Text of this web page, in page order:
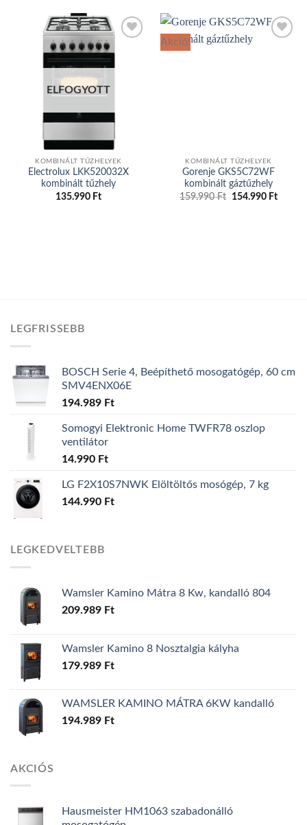
ELFOGYOTT
KOMBINÁLT TŰZHELYEK
Electrolux LKK520032X
kombinált tűzhely
135.990 Ft
Akció!
KOMBINÁLT TŰZHELYEK
Gorenje GKS5C72WF
kombinált gáztűzhely
159.990Ft
Original
154.990 Ft
LEGFRISSEBB
BOSCH Serie 4, Beépíthető mosogatógép, 60 cm
SMV4ENX06E
194.989 Ft
Somogyi Elektronic Home TWFR78 oszlop
ventilátor
14.990 Ft
LG F2X10S7NWK Elöltöltős mosógép, 7 kg
144.990 Ft
LEGKEDVELTEBB
Wamsler Kamino Mátra 8 Kw, kandalló 804
209.989 Ft
Wamsler Kamino 8 Nosztalgia kályha
179.989 Ft
WAMSLER KAMINO MÁTRA 6KW kandalló
194.989 Ft
AKCIÓS
Hausmeister HM1063 szabadonálló